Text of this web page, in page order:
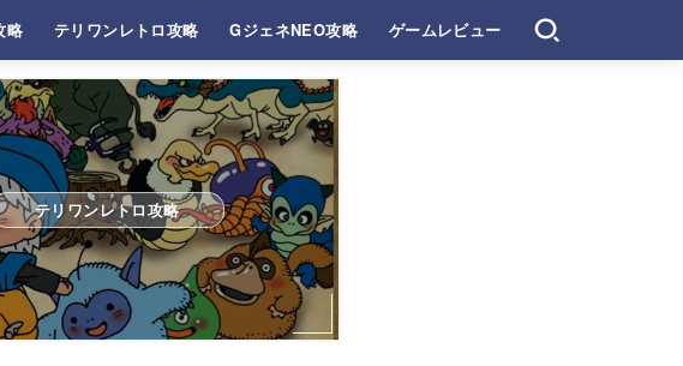
略 テリワンレトロ攻略 GジェネNEO攻略 ゲームレビュー
テリワンレトロ攻略